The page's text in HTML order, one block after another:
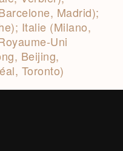
Madrid);
Italie (Milano,
Uni
Beijing,
Toronto)